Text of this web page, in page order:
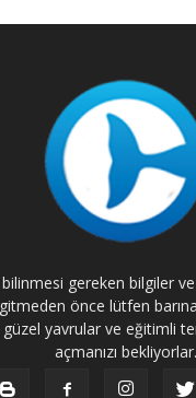
gereken bilgiler
önce lütfen
yavrular ve eğitimli
açmanızı bekliyorlar.